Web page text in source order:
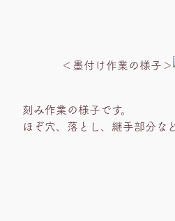
＜墨付け作業の様子＞
刻み作業の様子です。
ほぞ穴、落とし、継手部分な